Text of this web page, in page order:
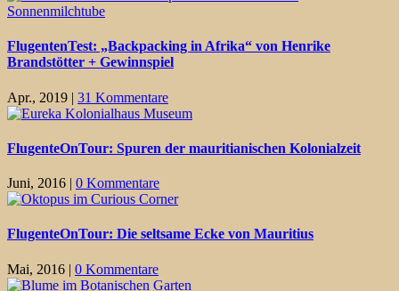
FlugentenTest: „Backpacking in Afrika“ von Henrike
Brandstötter + Gewinnspiel
Apr., 2019 | 31 Kommentare
FlugenteOnTour: Spuren der mauritianischen Kolonialzeit
Juni, 2016 | 0 Kommentare
FlugenteOnTour: Die seltsame Ecke von Mauritius
Mai, 2016 | 0 Kommentare